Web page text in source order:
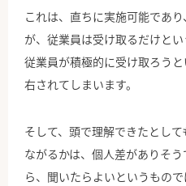
これは、直ちに実施可能であ
が、従業員は受け取るだけとい
従業員が積極的に受け取ろう
右されてしまいます。
そして、頭で理解できたとし
ながるかは、個人差がありそ
ら、聞いたらよいというもので